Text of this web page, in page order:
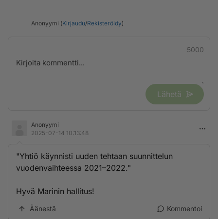
Anonyymi (Kirjaudu/Rekisteröidy)
5000
Lähetä
Anonyymi
2025-07-14 10:13:48
"Yhtiö käynnisti uuden tehtaan suunnittelun
vuodenvaihteessa 2021–2022."
Hyvä Marinin hallitus!
Äänestä Kommentoi